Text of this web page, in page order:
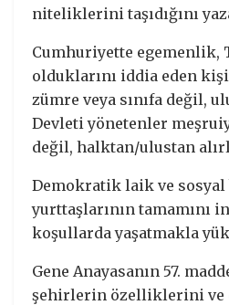
niteliklerini taşıdığını
Cumhuriyette egemenlik,
olduklarını iddia eden
zümre veya sınıfa değil,
Devleti yönetenler
değil, halktan/ulustan
Demokratik laik ve
yurttaşlarının tamamını
koşullarda yaşatmakla
Gene Anayasanın 57.
şehirlerin özelliklerini ve